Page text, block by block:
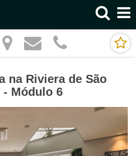
na Riviera de São
- Módulo 6